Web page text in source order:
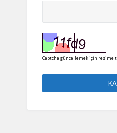
Captcha güncellemek için resime